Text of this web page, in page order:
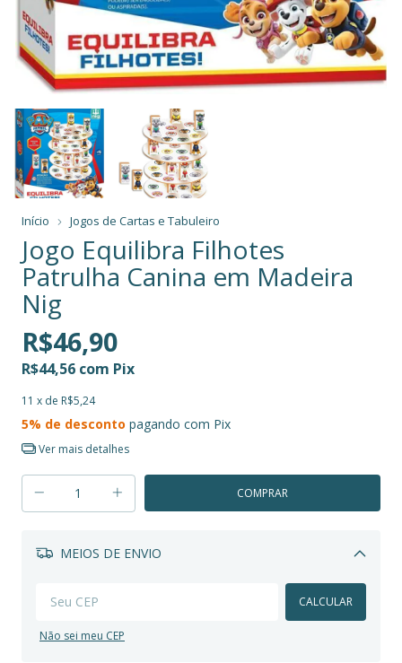
Início Jogos de Cartas e Tabuleiro
Jogo Equilibra Filhotes
Patrulha Canina em Madeira
Nig
R$46,90
R$44,56 com Pix
11 x de R$5,24
5% de desconto pagando com Pix
Ver mais detalhes
MEIOS DE ENVIO
Alterar CEP
CALCULAR
Não sei meu CEP